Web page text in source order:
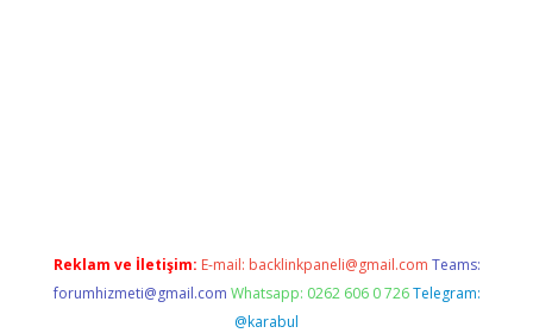
Reklam ve İletişim: E-mail: backlinkpaneli@gmail.com Teams:
forumhizmeti@gmail.com Whatsapp: 0262 606 0 726 Telegram:
@karabul